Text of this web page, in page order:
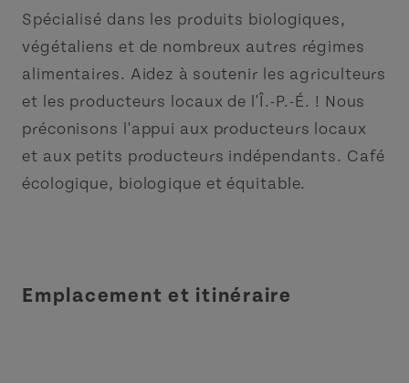
Spécialisé dans les produits biologiques,
végétaliens et de nombreux autres régimes
alimentaires. Aidez à soutenir les agriculteurs
et les producteurs locaux de l'Î.-P.-É. ! Nous
préconisons l'appui aux producteurs locaux
et aux petits producteurs indépendants. Café
écologique, biologique et équitable.
Emplacement et itinéraire